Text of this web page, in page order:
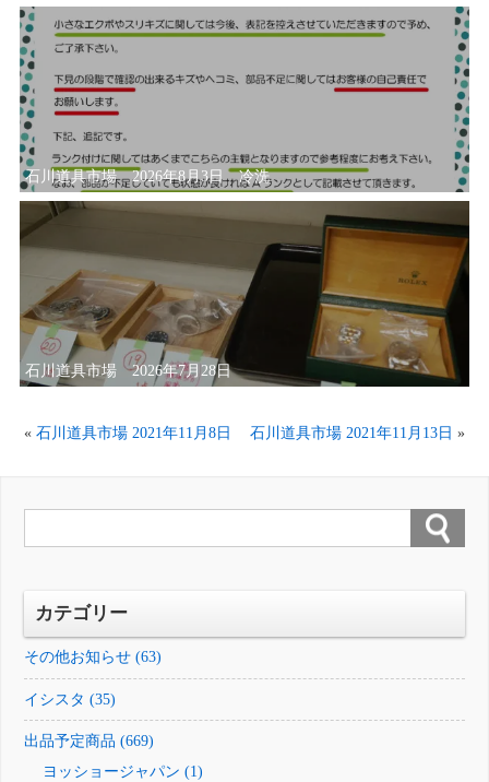
石川道具市場 2026年8月3日 冷洗
石川道具市場 2026年7月28日
«石川道具市場 2021年11月8日 石川道具市場 2021年11月13日 »
カテゴリー
その他お知らせ (63)
イシスタ (35)
出品予定商品 (669)
ヨッショージャパン (1)